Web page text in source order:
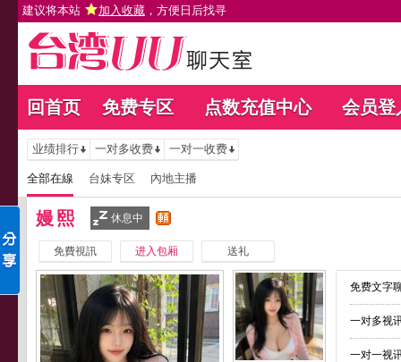
建议将本站 加入收藏 ，方便日后找寻
回首页 免费专区 点数充值中心 会员登
业绩排行 一对多收费 一对一收费
全部在線 台妹专区 內地主播
嫚熙 休息中
免費視訊 进入包厢 送礼
免费文字
一对多视
一对一视